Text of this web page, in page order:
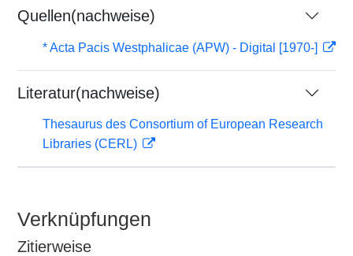
Quellen(nachweise)
* Acta Pacis Westphalicae (APW) - Digital [1970-]
Literatur(nachweise)
Thesaurus des Consortium of European Research
Libraries (CERL)
Verknüpfungen
Zitierweise